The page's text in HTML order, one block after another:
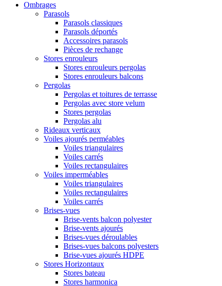
Ombrages
Parasols
Parasols classiques
Parasols déportés
Accessoires parasols
Pièces de rechange
Stores enrouleurs
Stores enrouleurs pergolas
Stores enrouleurs balcons
Pergolas
Pergolas et toitures de terrasse
Pergolas avec store velum
Stores pergolas
Pergolas alu
Rideaux verticaux
Voiles ajourés perméables
Voiles triangulaires
Voiles carrés
Voiles rectangulaires
Voiles imperméables
Voiles triangulaires
Voiles rectangulaires
Voiles carrés
Brises-vues
Brise-vents balcon polyester
Brise-vents ajourés
Brises-vues déroulables
Brises-vues balcons polyesters
Brise-vues ajourés HDPE
Stores Horizontaux
Stores bateau
Stores harmonica